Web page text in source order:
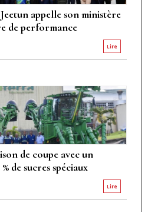
appelle son ministère
de performance
Lire
de coupe avec un
de sucres spéciaux
Lire